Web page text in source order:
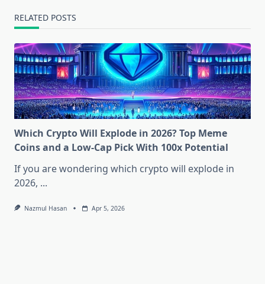
RELATED POSTS
Which Crypto Will Explode in 2026? Top Meme
Coins and a Low-Cap Pick With 100x Potential
If you are wondering which crypto will explode in
2026, ...
Nazmul Hasan Apr 5, 2026